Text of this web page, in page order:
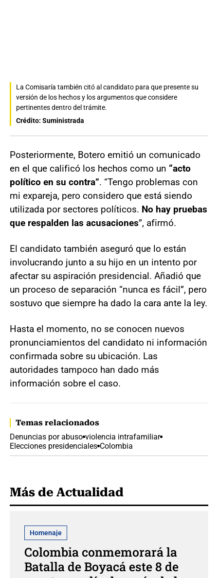
La Comisaría también citó al candidato para que presente su
versión de los hechos y los argumentos que considere
pertinentes dentro del trámite.
Crédito: Suministrada
Posteriormente, Botero emitió un comunicado
en el que calificó los hechos como un “acto
político en su contra”. “Tengo problemas con
mi expareja, pero considero que está siendo
utilizada por sectores políticos. No hay pruebas
que respalden las acusaciones”, afirmó.
El candidato también aseguró que lo están
involucrando junto a su hijo en un intento por
afectar su aspiración presidencial. Añadió que
un proceso de separación “nunca es fácil”, pero
sostuvo que siempre ha dado la cara ante la ley.
Hasta el momento, no se conocen nuevos
pronunciamientos del candidato ni información
confirmada sobre su ubicación. Las
autoridades tampoco han dado más
información sobre el caso.
Temas relacionados
Denuncias por abuso violencia intrafamiliar
Elecciones presidenciales Colombia
Más de Actualidad
Homenaje
Colombia conmemorará la
Batalla de Boyacá este 8 de